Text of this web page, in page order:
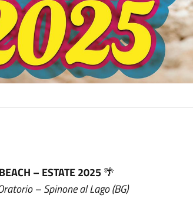
– ESTATE 2025🌴
– Spinone al Lago (BG)